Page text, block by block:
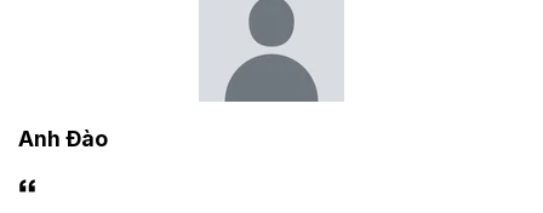
Anh Đào